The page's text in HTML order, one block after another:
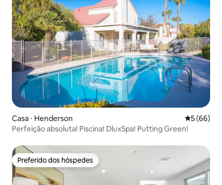
Casa ⋅ Henderson 5 de uma
5 (66)
Perfeição absoluta! Piscina! DluxSpa! Putting Green!
Preferido dos hóspedes
Preferido dos hóspedes